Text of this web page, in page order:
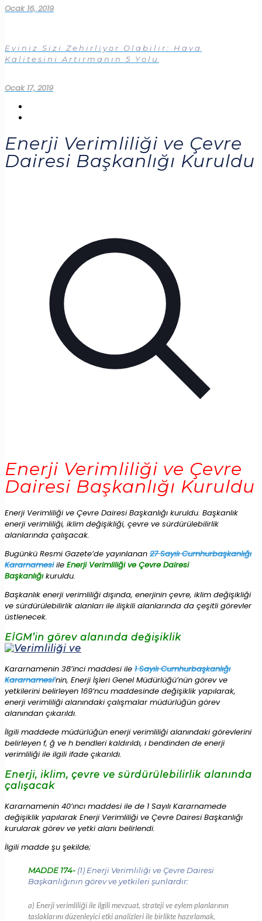
Ocak 16, 2019
Eviniz Sizi Zehirliyor Olabilir: Hava
Kalitesini Artırmanın 5 Yolu
Ocak 17, 2019
Enerji Verimliliği ve Çevre
Dairesi Başkanlığı Kuruldu
Enerji Verimliliği ve Çevre
Dairesi Başkanlığı Kuruldu
Enerji Verimliliği ve Çevre Dairesi Başkanlığı kuruldu. Başkanlık
enerji verimliliği, iklim değişikliği, çevre ve sürdürülebilirlik
alanlarında çalışacak.
Bugünkü Resmi Gazete’de yayınlanan 27 Sayılı Cumhurbaşkanlığı
Kararnamesiile Enerji Verimliliği ve Çevre Dairesi
Başkanlığıkuruldu.
Başkanlık enerji verimliliği dışında, enerjinin çevre, iklim değişikliği
ve sürdürülebilirlik alanları ile ilişkili alanlarında da çeşitli görevler
üstlenecek.
EİGM’in görev alanında değişiklik
Kararnamenin 38’inci maddesi ile 1 Sayılı Cumhurbaşkanlığı
Kararnamesi’nin, Enerji İşleri Genel Müdürlüğü’nün görev ve
yetkilerini belirleyen 169’ncu maddesinde değişiklik yapılarak,
enerji verimliliği alanındaki çalışmalar müdürlüğün görev
alanından çıkarıldı.
İlgili maddede müdürlüğün enerji verimliliği alanındaki görevlerini
belirleyen f, ğ ve h bendleri kaldırıldı, ı bendinden de enerji
verimliliği ile ilgili ifade çıkarıldı.
Enerji, iklim, çevre ve sürdürülebilirlik alanında
çalışacak
Kararnamenin 40’ıncı maddesi ile de 1 Sayılı Kararnamede
değişiklik yapılarak Enerji Verimliliği ve Çevre Dairesi Başkanlığı
kurularak görev ve yetki alanı belirlendi.
İlgili madde şu şekilde;
MADDE 174- (1) Enerji Verimliliği ve Çevre Dairesi
Başkanlığının görev ve yetkileri şunlardır:
a) Enerji verimliliği ile ilgili mevzuat, strateji ve eylem planlarının
taslaklarını düzenleyici etki analizleri ile birlikte hazırlamak,